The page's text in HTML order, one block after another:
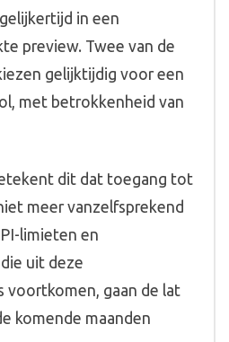
in een
preview. Twee van de
gelijktijdig voor een
met betrokkenheid van
dit dat toegang tot
meer vanzelfsprekend
limieten en
uit deze
voortkomen, gaan de lat
komende maanden